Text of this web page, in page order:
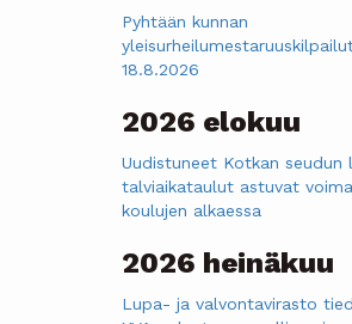
Pyhtään kunnan
18.8.2026
2026 elokuu
Uudistuneet Kotkan seudun
talviaikataulut astuvat
koulujen alkaessa
2026 heinäkuu
Lupa- ja valvontavirasto